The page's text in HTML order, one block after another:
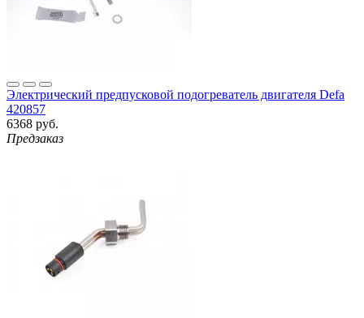
Электрический предпусковой подогреватель двигателя Defa
420857
6368 руб.
Предзаказ